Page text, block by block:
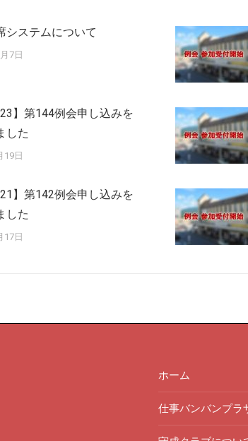
システムについて
7日
23】第144例会申し込みを
した
19日
21】第142例会申し込みを
した
17日
ホーム
仕事バンバンプラ